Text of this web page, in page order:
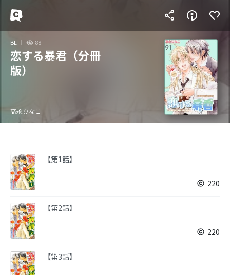
BL 88
恋する暴君（分冊
版）
高永ひなこ
【第1話】
220
【第2話】
220
【第3話】